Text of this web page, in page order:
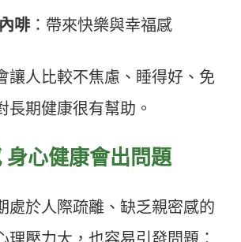
啡 ：帶來快樂與幸福感
讓人比較不焦慮、睡得好、免
長期健康很有幫助。
身心健康會出問題
處於人際疏離、缺乏親密感的